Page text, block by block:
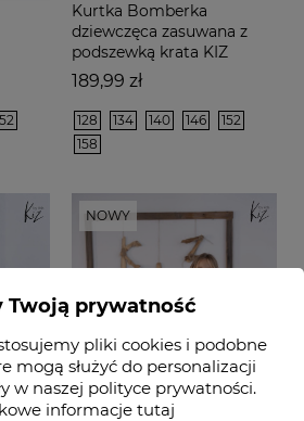
Kurtka Bomberka
dziewczęca zasuwana z
podszewką krata KIZ
Cena
189,99 zł
128 134 140 146
152
158
NOWY
Twoją prywatność
pliki cookies i podobne
mogą służyć do personalizacji
w naszej polityce prywatności.
informacje tutaj